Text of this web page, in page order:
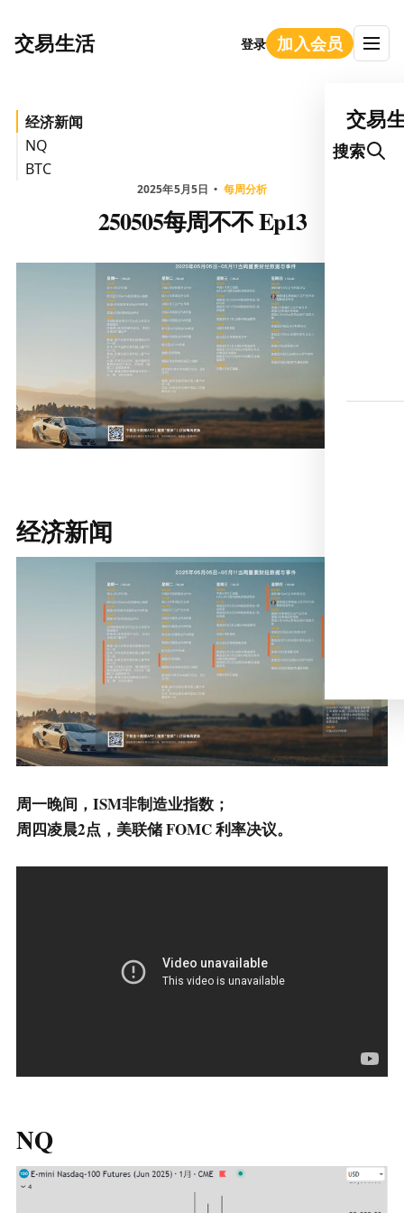
交易生活 登录 加入会员
交易
搜索
经济新闻
NQ
BTC
2025年5月5日 每周分析
250505每周不不 Ep13
经济新闻
周一晚间，ISM非制造业指数；
周四凌晨2点，美联储 FOMC 利率决议。
NQ